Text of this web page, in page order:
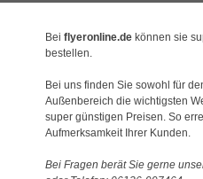
Bei flyeronline.de können sie
bestellen.
Bei uns finden Sie sowohl für
Außenbereich die wichtigsten
super günstigen Preisen. So
Aufmerksamkeit Ihrer Kunden.
Bei Fragen berät Sie gerne